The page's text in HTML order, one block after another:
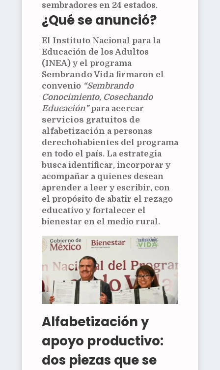
sembradores en 24 estados.
¿Qué se anunció?
El Instituto Nacional para la
Educación de los Adultos
(INEA) y el programa
Sembrando Vidafirmaron el
convenio “Sembrando
Conocimiento, Cosechando
Educación”para acercar
servicios gratuitos de
alfabetización a personas
derechohabientes del programa
en todo el país. La estrategia
busca identificar, incorporar y
acompañar a quienes desean
aprender a leer y escribir, con
el propósito de abatir el rezago
educativo y fortalecer el
bienestar en el medio rural.
Alfabetización y
apoyo productivo:
dos piezas que se